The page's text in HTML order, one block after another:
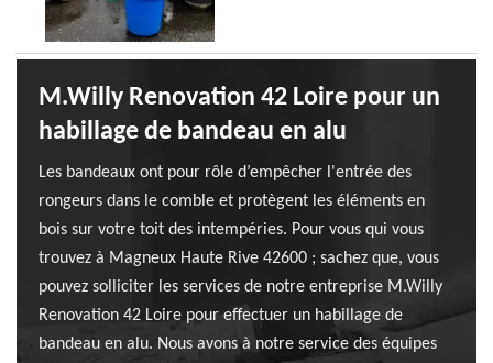
M.Willy Renovation 42 Loire pour un
habillage de bandeau en alu
Les bandeaux ont pour rôle d’empêcher l'entrée des
rongeurs dans le comble et protègent les éléments en
bois sur votre toit des intempéries. Pour vous qui vous
trouvez à Magneux Haute Rive 42600 ; sachez que, vous
pouvez solliciter les services de notre entreprise M.Willy
Renovation 42 Loire pour effectuer un habillage de
bandeau en alu. Nous avons à notre service des équipes